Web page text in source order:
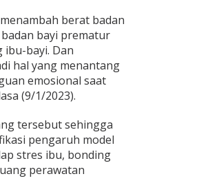
berat badan
bayi prematur
ibu-bayi. Dan
hal yang menantang
emosional saat
(9/1/2023).
tersebut sehingga
pengaruh model
stres ibu, bonding
perawatan
Jagatara Indonesia Siap
Mengawal Kepemimpinan Mas Dar
Sudaryono sebagai Kepala Badan
Gizi Nasional
In Berita, Politik | July 23, 2026